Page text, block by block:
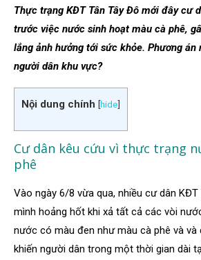
Thực trạng KĐT Tân Tây Đô mới đây cư
trước việc nước sinh hoạt màu cà phê,
lắng ảnh hưởng tới sức khỏe. Phương án
người dân khu vực?
Nội dung chính [hide]
Cư dân kêu cứu vì thực trạng
phê
Vào ngày 6/8 vừa qua, nhiều cư dân
mình hoảng hốt khi xả tất cả các vòi
nước có màu đen như màu cà phê và và
khiến người dân trong một thời gian dài